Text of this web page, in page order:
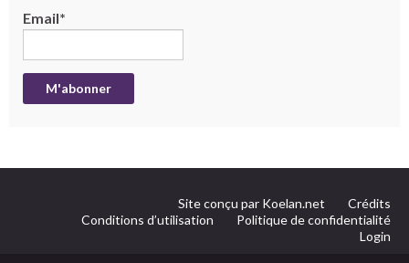
Email*
Site conçu par Koelan.net
Crédits
Conditions d’utilisation
Politique de confidentialité
Login